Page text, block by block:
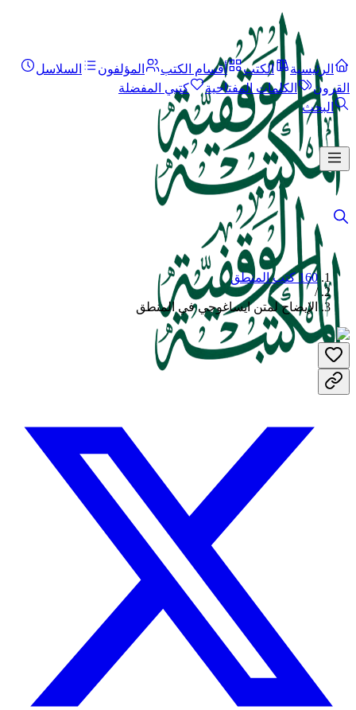
الرئيسية الكتب أقسام الكتب المؤلفون
السلاسل
القرون
الكلمات المفتاحية
كتبي المفضلة
البحث
160 كتب المنطق
/
الإيضاح لمتن ايساغوجي في المنطق